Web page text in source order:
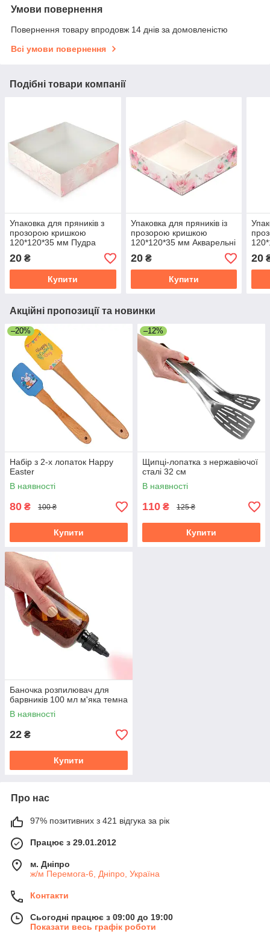
Умови повернення
Повернення товару впродовж 14 днів за домовленістю
Всі умови повернення
Подібні товари компанії
Упаковка для пряників з
прозорою кришкою
120*120*35 мм Пудра
20 ₴
Купити
Упаковка для пряників із
прозорою кришкою
120*120*35 мм Акварельні
квіти
20₴
Купити
20
Акційні пропозиції та новинки
–20%
Набір з 2-х лопаток Happy
Easter
В наявності
80 ₴ 100 ₴
Купити
–12%
Щипці-лопатка з нержавіючої
сталі 32 см
В наявності
110 ₴ 125 ₴
Купити
Баночка розпилювач для
барвників 100 мл м'яка темна
В наявності
22 ₴
Купити
Про нас
97% позитивних з 421 відгука за рік
Працює з 29.01.2012
м. Дніпро
ж/м Перемога-6, Дніпро, Україна
Контакти
Сьогодні працює з 09:00 до 19:00
Показати весь графік роботи